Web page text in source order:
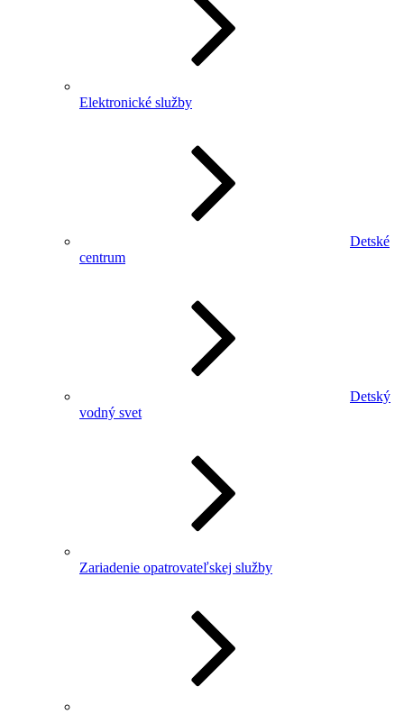
Elektronické služby
Detské
centrum
Detský
vodný svet
Zariadenie opatrovateľskej služby